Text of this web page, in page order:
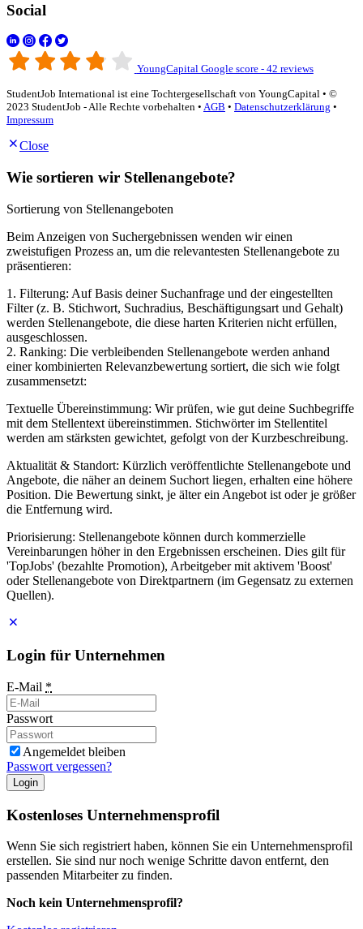
Social
YoungCapital Google score - 42 reviews
StudentJob International ist eine Tochtergesellschaft von YoungCapital • ©
2023 StudentJob - Alle Rechte vorbehalten • AGB • Datenschutzerklärung •
Impressum
Close
Wie sortieren wir Stellenangebote?
Sortierung von Stellenangeboten
Beim Anzeigen von Suchergebnissen wenden wir einen
zweistufigen Prozess an, um die relevantesten Stellenangebote zu
präsentieren:
1. Filterung: Auf Basis deiner Suchanfrage und der eingestellten
Filter (z. B. Stichwort, Suchradius, Beschäftigungsart und Gehalt)
werden Stellenangebote, die diese harten Kriterien nicht erfüllen,
ausgeschlossen.
2. Ranking: Die verbleibenden Stellenangebote werden anhand
einer kombinierten Relevanzbewertung sortiert, die sich wie folgt
zusammensetzt:
Textuelle Übereinstimmung: Wir prüfen, wie gut deine Suchbegriffe
mit dem Stellentext übereinstimmen. Stichwörter im Stellentitel
werden am stärksten gewichtet, gefolgt von der Kurzbeschreibung.
Aktualität & Standort: Kürzlich veröffentlichte Stellenangebote und
Angebote, die näher an deinem Suchort liegen, erhalten eine höhere
Position. Die Bewertung sinkt, je älter ein Angebot ist oder je größer
die Entfernung wird.
Priorisierung: Stellenangebote können durch kommerzielle
Vereinbarungen höher in den Ergebnissen erscheinen. Dies gilt für
'TopJobs' (bezahlte Promotion), Arbeitgeber mit aktivem 'Boost'
oder Stellenangebote von Direktpartnern (im Gegensatz zu externen
Quellen).
Login für Unternehmen
E-Mail *
Passwort
Angemeldet bleiben
Passwort vergessen?
Login
Kostenloses Unternehmensprofil
Wenn Sie sich registriert haben, können Sie ein Unternehmensprofil
erstellen. Sie sind nur noch wenige Schritte davon entfernt, den
passenden Mitarbeiter zu finden.
Noch kein Unternehmensprofil?